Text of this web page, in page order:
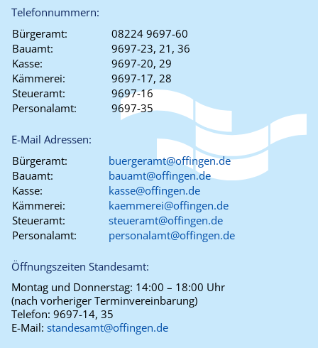
Telefonnummern:
Bürgeramt:
08224 9697-60
Bauamt:
9697-23, 21, 36
Kasse:
9697-20, 29
Kämmerei:
9697-17, 28
Steueramt:
9697-16
Personalamt:
9697-35
E-Mail Adressen:
Bürgeramt:
buergeramt@offingen.de
Bauamt:
bauamt@offingen.de
Kasse:
kasse@offingen.de
Kämmerei:
kaemmerei@offingen.de
Steueramt:
steueramt@offingen.de
Personalamt:
personalamt@offingen.de
Öffnungszeiten Standesamt:
Montag und Donnerstag: 14:00 – 18:00 Uhr
(nach vorheriger Terminvereinbarung)
Telefon: 9697-14, 35
E-Mail: standesamt@offingen.de